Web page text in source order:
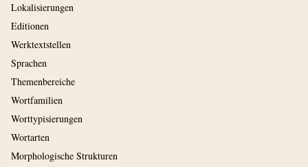
Lokalisierungen
Editionen
Werktextstellen
Sprachen
Themenbereiche
Wortfamilien
Worttypisierungen
Wortarten
Morphologische Strukturen